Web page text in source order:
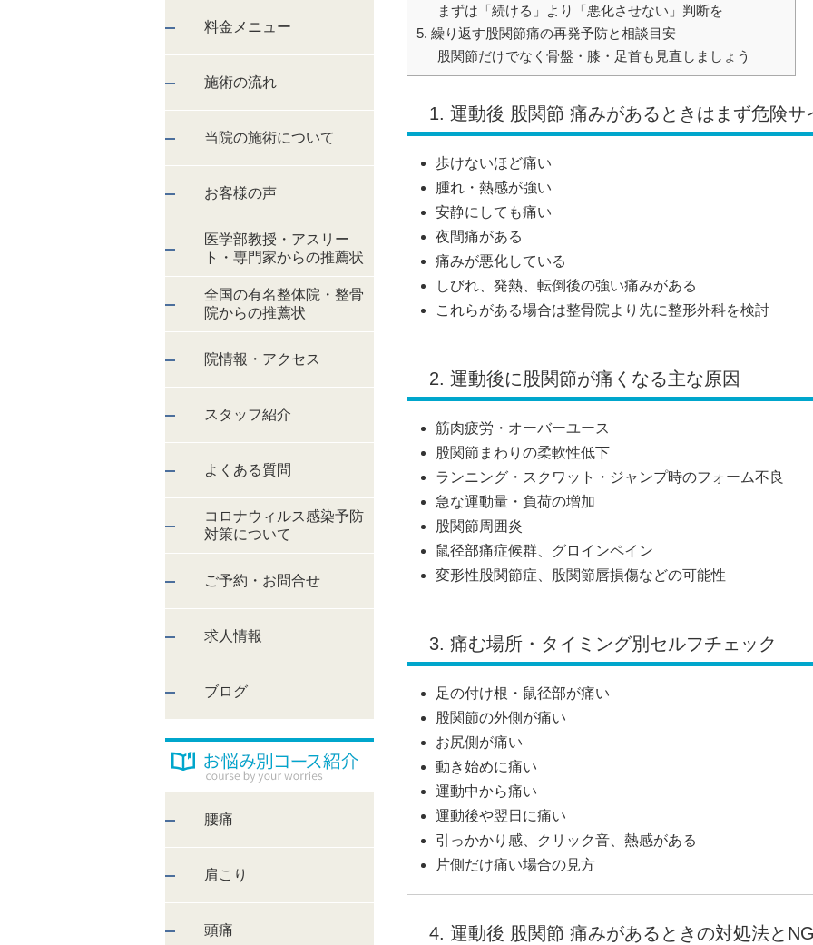
料金メニュー
施術の流れ
当院の施術について
お客様の声
医学部教授・アスリー
ト・専門家からの推薦状
全国の有名整体院・整骨
院からの推薦状
院情報・アクセス
スタッフ紹介
よくある質問
コロナウィルス感染予防
対策について
ご予約・お問合せ
求人情報
ブログ
腰痛
肩こり
頭痛
まずは「続ける」より「悪化させない」判断を
5. 繰り返す股関節痛の再発予防と相談目安
股関節だけでなく骨盤・膝・足首も見直しましょう
1. 運動後 股関節 痛みがあるときはまず危険サ
歩けないほど痛い
腫れ・熱感が強い
安静にしても痛い
夜間痛がある
痛みが悪化している
しびれ、発熱、転倒後の強い痛みがある
これらがある場合は整骨院より先に整形外科を検討
2. 運動後に股関節が痛くなる主な原因
筋肉疲労・オーバーユース
股関節まわりの柔軟性低下
ランニング・スクワット・ジャンプ時のフォーム不良
急な運動量・負荷の増加
股関節周囲炎
鼠径部痛症候群、グロインペイン
変形性股関節症、股関節唇損傷などの可能性
3. 痛む場所・タイミング別セルフチェック
足の付け根・鼠径部が痛い
股関節の外側が痛い
お尻側が痛い
動き始めに痛い
運動中から痛い
運動後や翌日に痛い
引っかかり感、クリック音、熱感がある
片側だけ痛い場合の見方
4. 運動後 股関節 痛みがあるときの対処法と